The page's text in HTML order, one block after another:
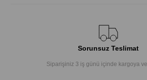
Sorunsuz Teslimat
Siparişiniz 3 iş günü içinde kargoya